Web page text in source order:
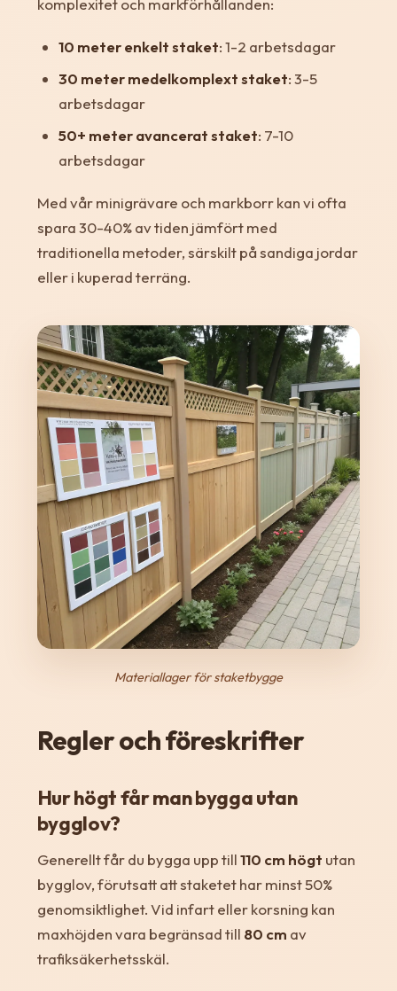
komplexitet och markförhållanden:
10 meter enkelt staket: 1-2 arbetsdagar
30 meter medelkomplext staket: 3-5
arbetsdagar
50+ meter avancerat staket: 7-10
arbetsdagar
Med vår minigrävare och markborr kan vi ofta
spara 30-40% av tiden jämfört med
traditionella metoder, särskilt på sandiga jordar
eller i kuperad terräng.
Materiallager för staketbygge
Regler och föreskrifter
Hur högt får man bygga utan
bygglov?
Generellt får du bygga upp till110 cm högt utan
bygglov, förutsatt att staketet har minst 50%
genomsiktlighet. Vid infart eller korsning kan
maxhöjden vara begränsad till 80 cm av
trafiksäkerhetsskäl.